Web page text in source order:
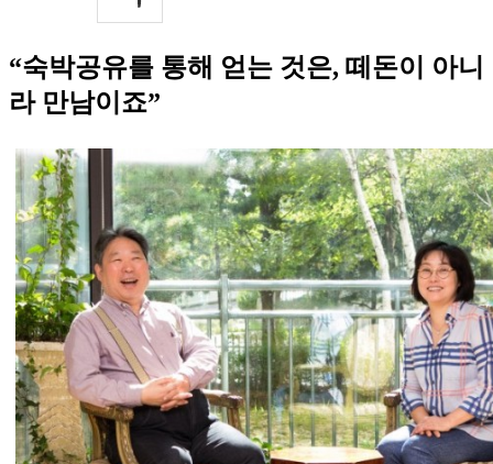
“숙박공유를 통해 얻는 것은, 떼돈이 아니
라 만남이죠”